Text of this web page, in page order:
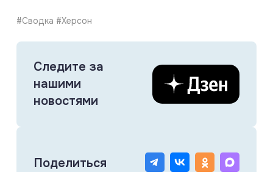
#Сводка #Херсон
Следите за
нашими
новостями
Поделиться